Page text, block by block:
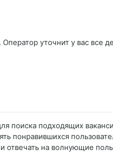
уточнит у вас все
поиска подходящих
понравившихся
отвечать на волнующие